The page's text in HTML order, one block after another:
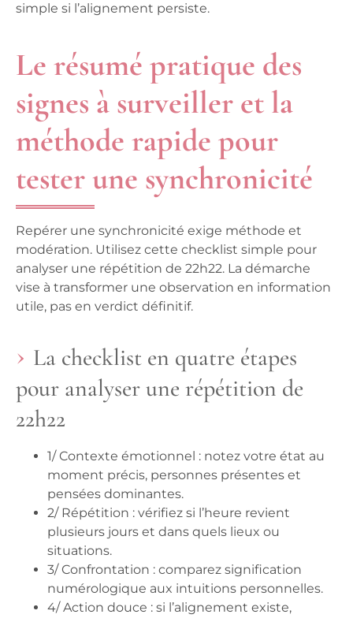
simple si l’alignement persiste.
Le résumé pratique des
signes à surveiller et la
méthode rapide pour
tester une synchronicité
Repérer une synchronicité exige méthode et
modération. Utilisez cette checklist simple pour
analyser une répétition de 22h22. La démarche
vise à transformer une observation en information
utile, pas en verdict définitif.
La checklist en quatre étapes
pour analyser une répétition de
22h22
1/Contexte émotionnel : notez votre état au
moment précis, personnes présentes et
pensées dominantes.
2/ Répétition : vérifiez si l’heure revient
plusieurs jours et dans quels lieux ou
situations.
3/Confrontation : comparez signification
numérologique aux intuitions personnelles.
4/Action douce : si l’alignement existe,